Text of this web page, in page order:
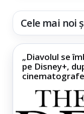
Cele mai noi
„Diavolul se
pe Disney+,
cinematografe